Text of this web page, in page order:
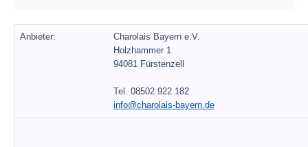
Anbieter:
Charolais Bayern e.V.
Holzhammer 1
94081 Fürstenzell
Tel. 08502 922 182
info@charolais-bayern.de